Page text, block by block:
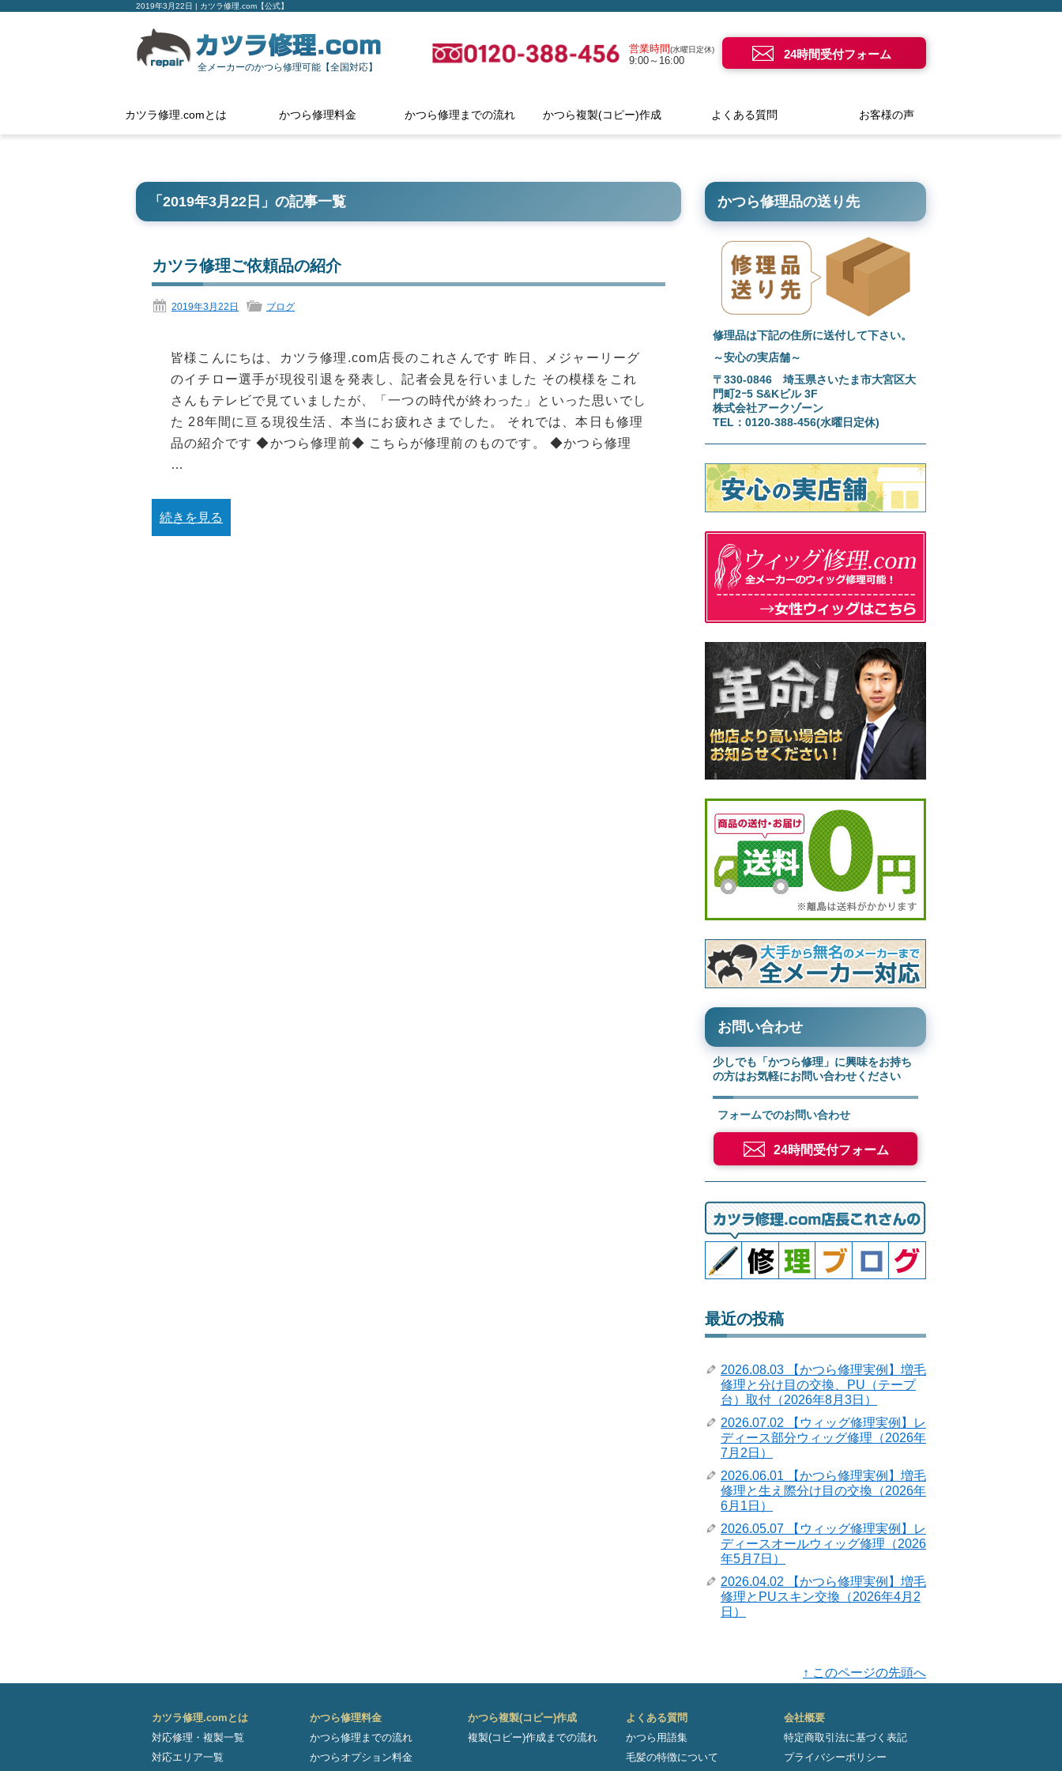
2019年3月22日 | カツラ修理.com【公式】
全メーカーのかつら修理可能【全国対応】
営業時間(水曜日定休)
9:00～16:00 24時間受付フォーム
カツラ修理.comとは かつら修理料金 かつら修理までの流れ かつら複製(コピー)作成 よくある質問 お客様の声
「 2019年3月22日 」の記事一覧
カツラ修理ご依頼品の紹介
2019年3月22日 ブログ
皆様こんにちは、カツラ修理.com店長のこれさんです 昨日、メジャーリーグ
のイチロー選手が現役引退を発表し、記者会見を行いました その模様をこれ
さんもテレビで見ていましたが、「一つの時代が終わった」といった思いでし
た 28年間に亘る現役生活、本当にお疲れさまでした。 それでは、本日も修理
品の紹介です ◆かつら修理前◆ こちらが修理前のものです。 ◆かつら修理
…
続きを見る
かつら修理品の送り先
修理品は下記の住所に送付して下さい。
～安心の実店舗～
〒330-0846 埼玉県さいたま市大宮区大
門町2ｰ5 S&Kビル 3F
株式会社アークゾーン
TEL：0120-388-456(水曜日定休)
お問い合わせ
少しでも「かつら修理」に興味をお持ち
の方はお気軽にお問い合わせください
フォームでのお問い合わせ
24時間受付フォーム
最近の投稿
2026.08.03 【かつら修理実例】増毛
修理と分け目の交換、PU（テープ
台）取付（2026年8月3日）
2026.07.02 【ウィッグ修理実例】レ
ディース部分ウィッグ修理（2026年
7月2日）
2026.06.01 【かつら修理実例】増毛
修理と生え際分け目の交換（2026年
6月1日）
2026.05.07 【ウィッグ修理実例】レ
ディースオールウィッグ修理（2026
年5月7日）
2026.04.02 【かつら修理実例】増毛
修理とPUスキン交換（2026年4月2
日）
↑ このページの先頭へ
カツラ修理.comとは
対応修理・複製一覧
対応エリア一覧
かつら修理料金
かつら修理までの流れ
かつらオプション料金
かつら複製(コピー)作成
複製(コピー)作成までの流れ
よくある質問
かつら用語集
毛髪の特徴について
会社概要
特定商取引法に基づく表記
プライバシーポリシー